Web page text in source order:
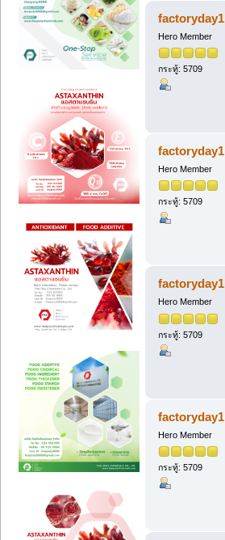
factoryday1
Hero Member
กระทู้: 5709
factoryday1
Hero Member
กระทู้: 5709
factoryday1
Hero Member
กระทู้: 5709
factoryday1
Hero Member
กระทู้: 5709